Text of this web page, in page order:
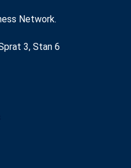
Network.
3, Stan 6